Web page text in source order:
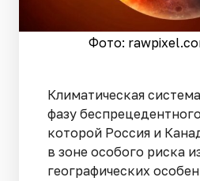
Фото:
Климатическая
фазу
которой Россия и
в зоне особого риска
географических